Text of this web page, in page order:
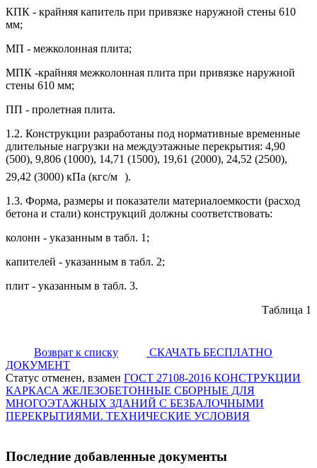
КПК - крайняя капитель при привязке наружной стены 610
мм;
МП - межколонная плита;
МПК -крайняя межколонная плита при привязке наружной
стены 610 мм;
ПП - пролетная плита.
1.2. Конструкции разработаны под нормативные временные
длительные нагрузки на междуэтажные перекрытия: 4,90
(500), 9,806 (1000), 14,71 (1500), 19,61 (2000), 24,52 (2500),
29,42 (3000) кПа (кгс/м ).
1.3. Форма, размеры и показатели материалоемкости (расход
бетона и стали) конструкций должны соответствовать:
колонн - указанным в табл. 1;
капителей - указанным в табл. 2;
плит - указанным в табл. 3.
Таблица 1
Возврат к списку
СКАЧАТЬ БЕСПЛАТНО
ДОКУМЕНТ
Статус отменен, взамен ГОСТ 27108-2016 КОНСТРУКЦИИ
КАРКАСА ЖЕЛЕЗОБЕТОННЫЕ СБОРНЫЕ ДЛЯ
МНОГОЭТАЖНЫХ ЗДАНИЙ С БЕЗБАЛОЧНЫМИ
ПЕРЕКРЫТИЯМИ. ТЕХНИЧЕСКИЕ УСЛОВИЯ
Последние добавленные документы